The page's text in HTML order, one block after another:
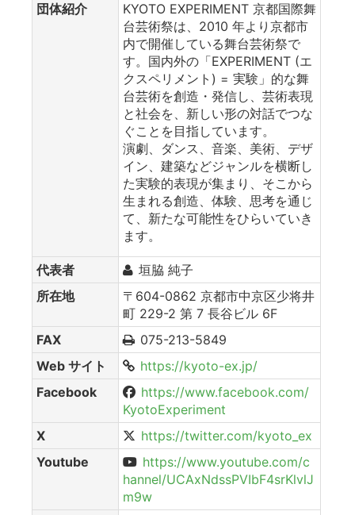
団体紹介
KYOTO EXPERIMENT 京都国際舞
台芸術祭は、2010 年より京都市
内で開催している舞台芸術祭で
す。国内外の「EXPERIMENT (エ
クスペリメント) = 実験」的な舞
台芸術を創造・発信し、芸術表現
と社会を、新しい形の対話でつな
ぐことを目指しています。
演劇、ダンス、音楽、美術、デザ
イン、建築などジャンルを横断し
た実験的表現が集まり、そこから
生まれる創造、体験、思考を通じ
て、新たな可能性をひらいていき
ます。
代表者
垣脇 純子
所在地
〒604-0862 京都市中京区少将井
町 229-2 第 7 長谷ビル 6F
FAX
075-213-5849
Web サイト
https://kyoto-ex.jp/
Facebook
https://www.facebook.com/
KyotoExperiment
X
https://twitter.com/kyoto_ex
Youtube
https://www.youtube.com/c
hannel/UCAxNdssPVIbF4srKlvlJ
m9w